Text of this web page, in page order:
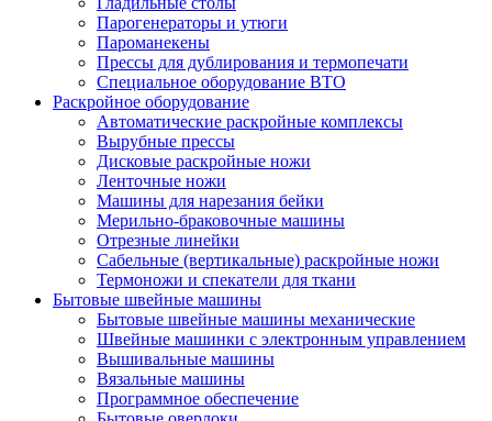
Парогенераторы и утюги
Пароманекены
Прессы для дублирования и термопечати
Специальное оборудование ВТО
Раскройное оборудование
Автоматические раскройные комплексы
Вырубные прессы
Дисковые раскройные ножи
Ленточные ножи
Машины для нарезания бейки
Мерильно-браковочные машины
Отрезные линейки
Сабельные (вертикальные) раскройные ножи
Термоножи и спекатели для ткани
Бытовые швейные машины
Бытовые швейные машины механические
Швейные машинки с электронным управлением
Вышивальные машины
Вязальные машины
Программное обеспечение